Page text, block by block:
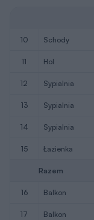
10 schody
11 hol
12 sypialnia
13 sypialnia
14 sypialnia
15 łazienka
Razem
16 balkon
17 balkon